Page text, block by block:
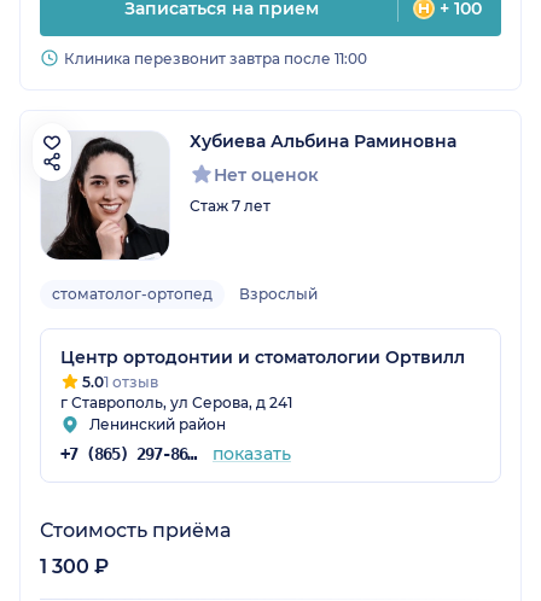
Записаться на прием + 100
Клиника перезвонит завтра после 11:00
Хубиева Альбина Раминовна
Нет оценок
Стаж 7 лет
стоматолог-ортопед Взрослый
Центр ортодонтии и стоматологии Ортвилл
5.01 отзыв
г Ставрополь, ул Серова, д 241
Ленинский район
+7 (865) 297-86-44 показать
Стоимость приёма
1 300 ₽